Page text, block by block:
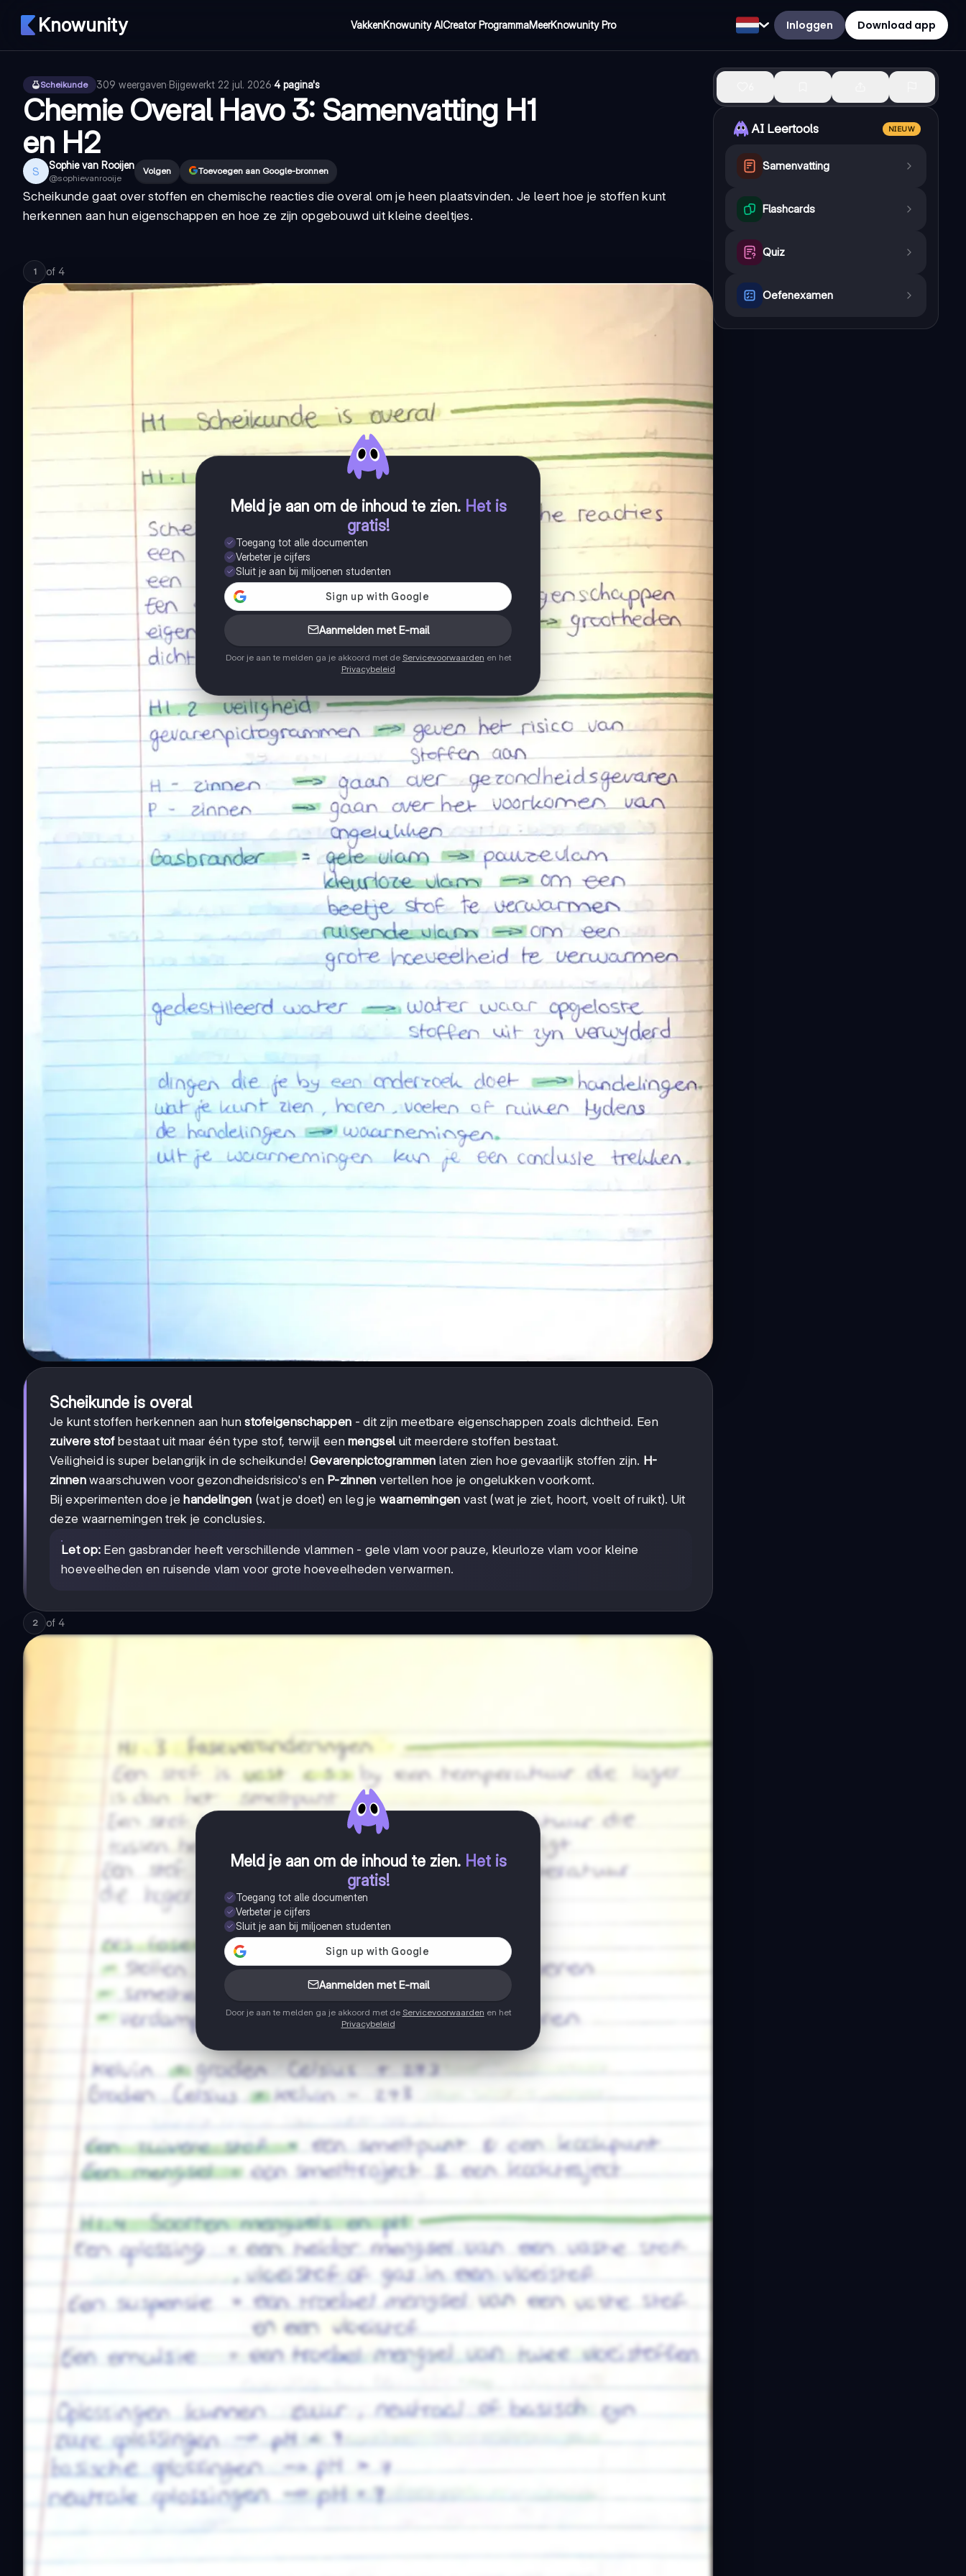
Knowunity VakkenKnowunity AICreator ProgrammaMeerKnowunity Pro Inloggen Download app
Scheikunde 309 weergaven·Bijgewerkt 22 jul. 2026·4 pagina's
Chemie Overal Havo 3: Samenvatting H1
en H2
S Sophie van Rooijen
@sophievanrooije
Volgen Toevoegen aan Google-bronnen
Scheikunde gaat over stoffen en chemische reacties die overal om je heen plaatsvinden. Je leert hoe je stoffen kunt
herkennen aan hun eigenschappen en hoe ze zijn opgebouwd uit kleine deeltjes.
1 of 4
Meld je aan om de inhoud te zien. Het is
gratis!
Toegang tot alle documenten
Verbeter je cijfers
Sluit je aan bij miljoenen studenten
Aanmelden met E-mail
Door je aan te melden ga je akkoord met de Servicevoorwaarden en het
Privacybeleid
Scheikunde is overal
Je kunt stoffen herkennen aan hunstofeigenschappen - dit zijn meetbare eigenschappen zoals dichtheid. Een
zuivere stofbestaat uit maar één type stof, terwijl eenmengsel uit meerdere stoffen bestaat.
Veiligheid is super belangrijk in de scheikunde! Gevarenpictogrammen laten zien hoe gevaarlijk stoffen zijn. H-
zinnenwaarschuwen voor gezondheidsrisico's en P-zinnen vertellen hoe je ongelukken voorkomt.
Bij experimenten doe jehandelingen (wat je doet) en leg jewaarnemingen vast (wat je ziet, hoort, voelt of ruikt). Uit
deze waarnemingen trek je conclusies.
Let op: Een gasbrander heeft verschillende vlammen - gele vlam voor pauze, kleurloze vlam voor kleine
hoeveelheden en ruisende vlam voor grote hoeveelheden verwarmen.
2 of 4
Meld je aan om de inhoud te zien. Het is
gratis!
Toegang tot alle documenten
Verbeter je cijfers
Sluit je aan bij miljoenen studenten
Aanmelden met E-mail
Door je aan te melden ga je akkoord met de Servicevoorwaarden en het
Privacybeleid
AI Leertools NIEUW
Samenvatting
Flashcards
Quiz
Oefenexamen